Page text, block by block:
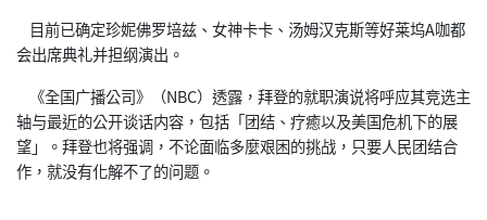
目前已确定珍妮佛罗培兹、女神卡卡、汤姆汉克斯等好莱坞A咖都
会出席典礼并担纲演出。
《全国广播公司》（NBC）透露，拜登的就职演说将呼应其竞选主
轴与最近的公开谈话内容，包括「团结、疗癒以及美国危机下的展
望」。拜登也将强调，不论面临多麼艰困的挑战，只要人民团结合
作，就没有化解不了的问题。